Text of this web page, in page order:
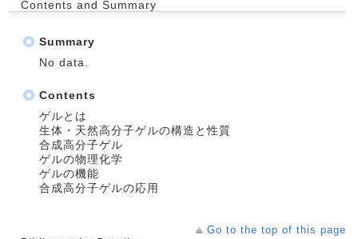
Contents and Summary
Summary
No data.
Contents
ゲルとは
生体・天然高分子ゲルの構造と性質
合成高分子ゲル
ゲルの物理化学
ゲルの機能
合成高分子ゲルの応用
Go to the top of this page